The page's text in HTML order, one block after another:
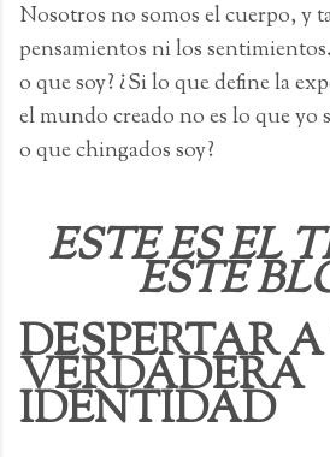
Nosotros no somos el cuerpo, y
pensamientos ni los
o que soy? ¿Si lo que define la
el mundo creado no es lo que yo
o que chingados soy?
ESTE ES EL
ESTE
DESPERTAR
VERDADERA
IDENTIDAD